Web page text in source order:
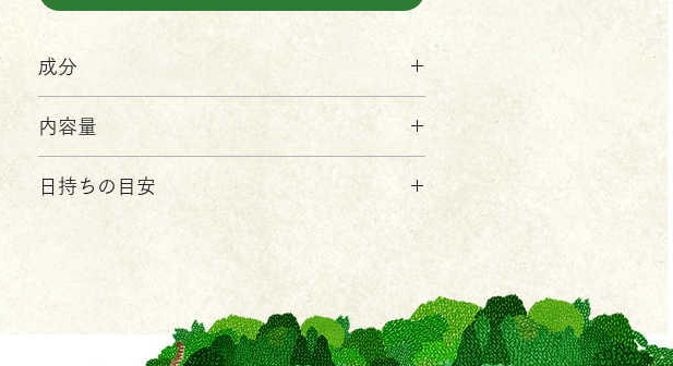
成分
・エタノール・モリンガ水・ユズ精油（蒸
留） ローズマリー精油・ラベンダー精油
内容量
日持ちの目安